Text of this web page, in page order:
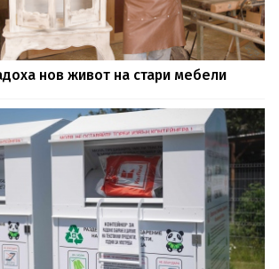
нов живот на стари мебели